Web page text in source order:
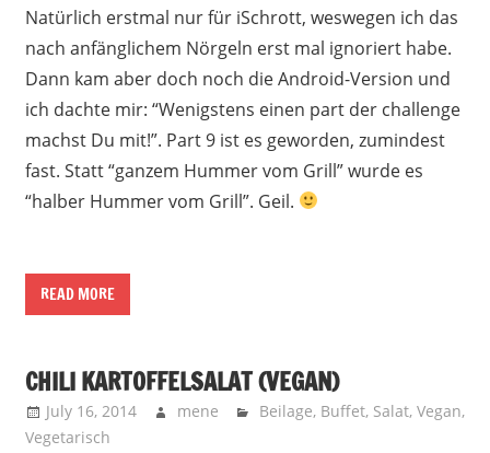
Natürlich erstmal nur für iSchrott, weswegen ich das
nach anfänglichem Nörgeln erst mal ignoriert habe.
Dann kam aber doch noch die Android-Version und
ich dachte mir: “Wenigstens einen part der challenge
machst Du mit!”. Part 9 ist es geworden, zumindest
fast. Statt “ganzem Hummer vom Grill” wurde es
“halber Hummer vom Grill”. Geil.
READ MORE
CHILI KARTOFFELSALAT (VEGAN)
July 16, 2014 mene Beilage, Buffet, Salat,Vegan,
Vegetarisch